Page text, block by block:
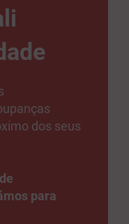
dos seus
para